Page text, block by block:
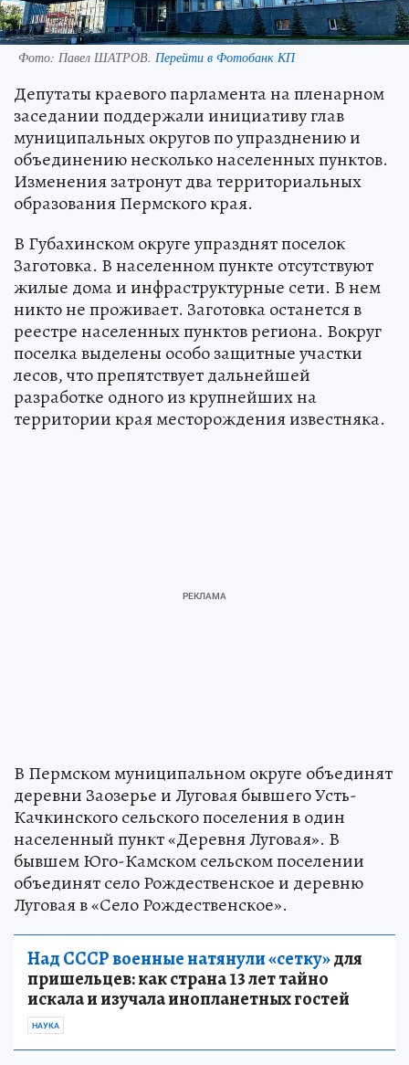
Фото: Павел ШАТРОВ. Перейти в Фотобанк КП
Депутаты краевого парламента на пленарном
заседании поддержали инициативу глав
муниципальных округов по упразднению и
объединению несколько населенных пунктов.
Изменения затронут два территориальных
образования Пермского края.
В Губахинском округе упразднят поселок
Заготовка. В населенном пункте отсутствуют
жилые дома и инфраструктурные сети. В нем
никто не проживает. Заготовка останется в
реестре населенных пунктов региона. Вокруг
поселка выделены особо защитные участки
лесов, что препятствует дальнейшей
разработке одного из крупнейших на
территории края месторождения известняка.
В Пермском муниципальном округе объединят
деревни Заозерье и Луговая бывшего Усть-
Качкинского сельского поселения в один
населенный пункт «Деревня Луговая». В
бывшем Юго-Камском сельском поселении
объединят село Рождественское и деревню
Луговая в «Село Рождественское».
Над СССР военные натянули «сетку»для
пришельцев: как страна 13 лет тайно
искала и изучала инопланетных гостей
НАУКА